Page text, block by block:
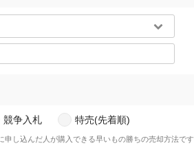
競争入札 特売(先着順)
申し込んだ人が購入できる早いもの勝ちの売却方法です